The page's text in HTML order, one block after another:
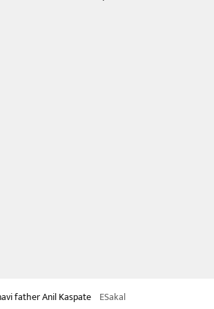
father Anil Kaspate ESakal